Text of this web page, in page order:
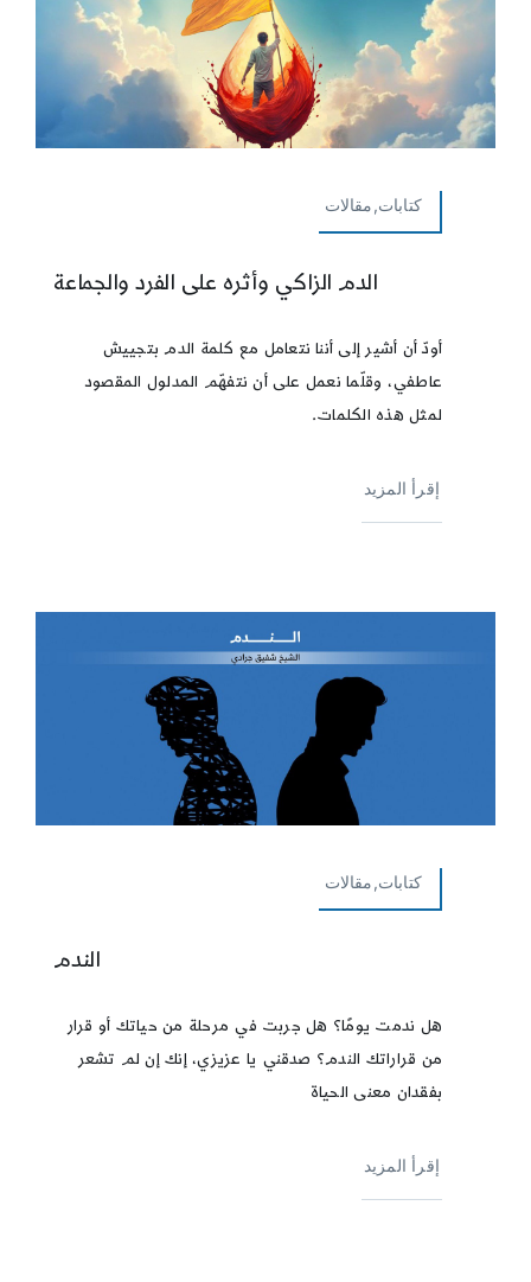
كتابات,مقالات
الدم الزاكي وأثره على الفرد والجماعة
أودّ أن أشير إلى أننا نتعامل مع كلمة الدم بتجييش
عاطفي، وقلّما نعمل على أن نتفهّم المدلول المقصود
لمثل هذه الكلمات.
إقرأ المزيد
كتابات,مقالات
الندم
هل ندمت يومًا؟ هل جربت في مرحلة من حياتك أو قرار
من قراراتك الندم؟ صدقني يا عزيزي، إنك إن لم تشعر
بفقدان معنى الحياة
إقرأ المزيد